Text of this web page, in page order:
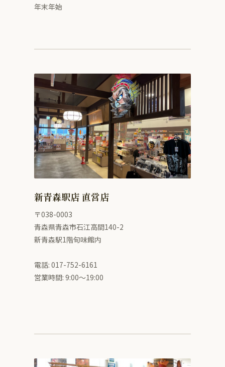
年末年始
新青森駅店 直営店
〒038-0003
青森県青森市石江高間140-2
新青森駅1階旬味館内
電話: 017-752-6161
営業時間: 9:00〜19:00